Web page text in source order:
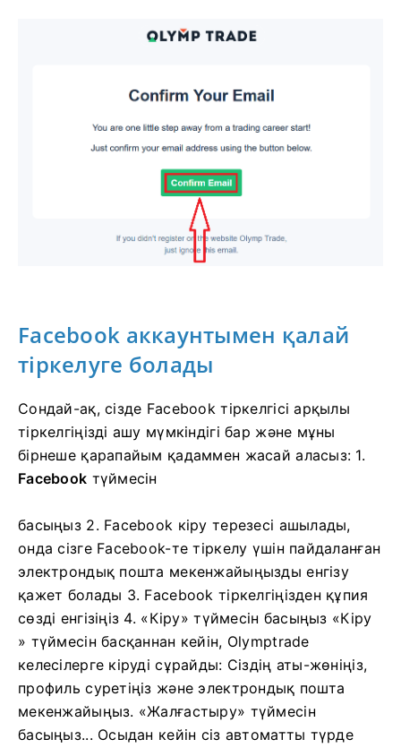
Facebook аккаунтымен қалай
тіркелуге болады
Сондай-ақ, сізде Facebook тіркелгісі арқылы
тіркелгіңізді ашу мүмкіндігі бар және мұны
бірнеше қарапайым қадаммен жасай аласыз: 1.
Facebook түймесін
басыңыз 2. Facebook кіру терезесі ашылады,
онда сізге Facebook-те тіркелу үшін пайдаланған
электрондық пошта мекенжайыңызды енгізу
қажет болады 3. Facebook тіркелгіңізден құпия
сөзді енгізіңіз 4. «Кіру» түймесін басыңыз «Кіру
» түймесін басқаннан кейін, Olymptrade
келесілерге кіруді сұрайды: Сіздің аты-жөніңіз,
профиль суретіңіз және электрондық пошта
мекенжайыңыз. «Жалғастыру» түймесін
басыңыз... Осыдан кейін сіз автоматты түрде